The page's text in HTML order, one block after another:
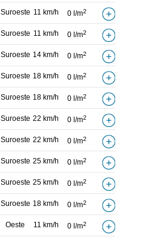
Suroeste 11 km/h 0 l/m2
Suroeste 11 km/h 0 l/m2
Suroeste 14 km/h 0 l/m2
Suroeste 18 km/h 0 l/m2
Suroeste 18 km/h 0 l/m2
Suroeste 22 km/h 0 l/m2
Suroeste 22 km/h 0 l/m2
Suroeste 25 km/h 0 l/m2
Suroeste 25 km/h 0 l/m2
Suroeste 18 km/h 0 l/m2
Oeste 11 km/h 0 l/m2